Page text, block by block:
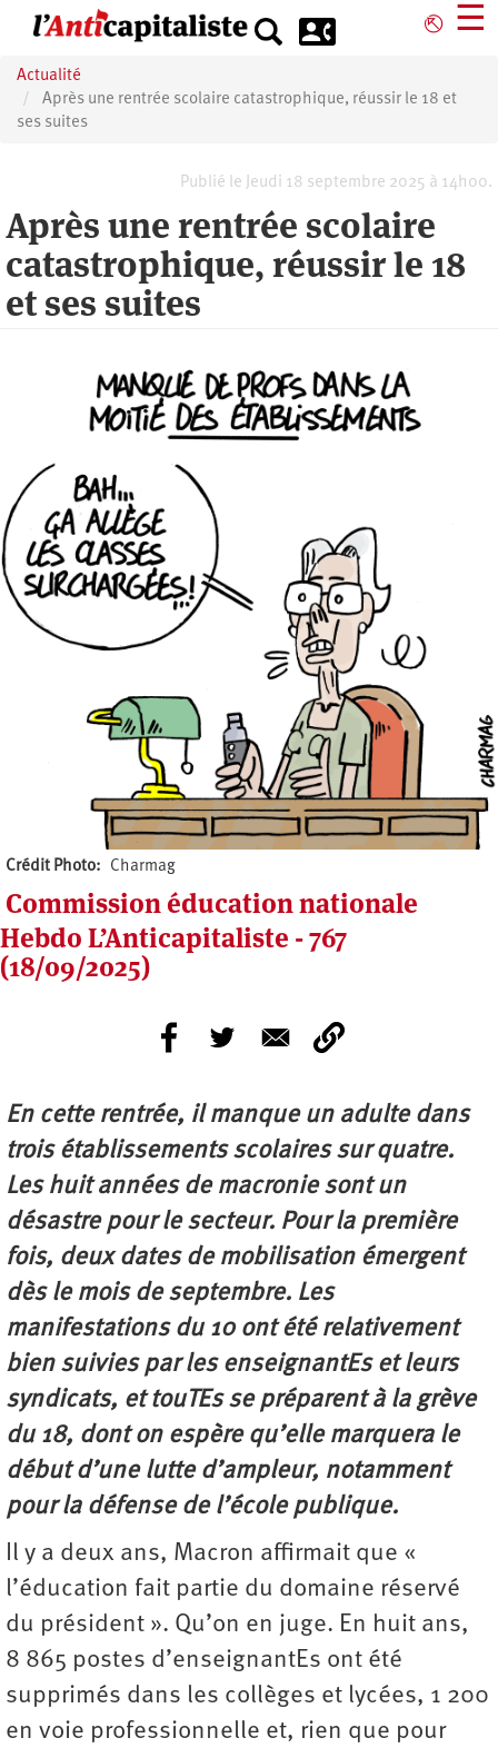
principal
⎋ ☰
Actualité
Après une rentrée scolaire catastrophique, réussir le 18 et
ses suites
Publié le Jeudi 18 septembre 2025 à 14h00.
Après une rentrée scolaire
catastrophique, réussir le 18
et ses suites
Crédit Photo Charmag
Commission éducation nationale
Hebdo L’Anticapitaliste - 767
(18/09/2025)
En cette rentrée, il manque un adulte dans
trois établissements scolaires sur quatre.
Les huit années de macronie sont un
désastre pour le secteur. Pour la première
fois, deux dates de mobilisation émergent
dès le mois de septembre. Les
manifestations du 10 ont été relativement
bien suivies par les enseignantEs et leurs
syndicats, et touTEs se préparent à la grève
du 18, dont on espère qu’elle marquera le
début d’une lutte d’ampleur, notamment
pour la défense de l’école publique.
Il y a deux ans, Macron affirmait que «
l’éducation fait partie du domaine réservé
du président ». Qu’on en juge. En huit ans,
8 865 postes d’enseignantEs ont été
supprimés dans les collèges et lycées, 1 200
en voie professionnelle et, rien que pour